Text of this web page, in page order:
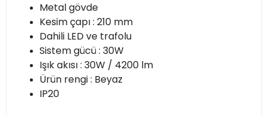
Metal gövde
Kesim çapı : 210 mm
Dahili LED ve trafolu
Sistem gücü : 30W
Işık akısı : 30W / 4200 lm
Ürün rengi : Beyaz
IP20